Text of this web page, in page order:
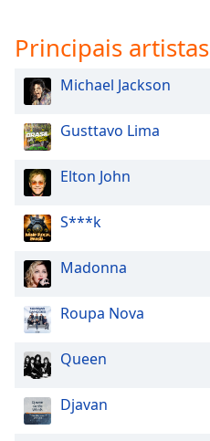
Principais artistas
Michael Jackson
Gusttavo Lima
Elton John
S***k
Madonna
Roupa Nova
Queen
Djavan